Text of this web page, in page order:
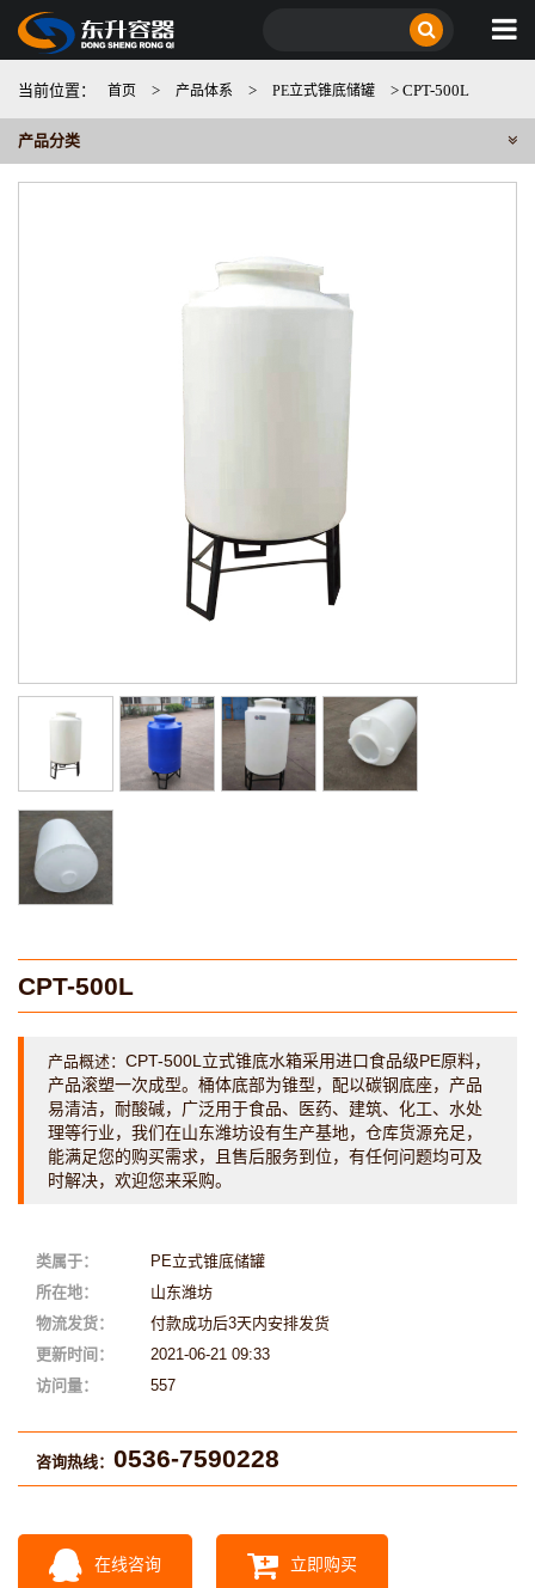
当前位置： 首页 > 产品体系 > PE立式锥底储罐 > CPT-500L
产品分类
CPT-500L
产品概述： CPT-500L立式锥底水箱采用进口食品级PE原料，
产品滚塑一次成型。桶体底部为锥型，配以碳钢底座，产品
易清洁，耐酸碱，广泛用于食品、医药、建筑、化工、水处
理等行业，我们在山东潍坊设有生产基地，仓库货源充足，
能满足您的购买需求，且售后服务到位，有任何问题均可及
时解决，欢迎您来采购。
类属于：
PE立式锥底储罐
所在地：
山东潍坊
物流发货：
付款成功后3天内安排发货
更新时间：
2021-06-21 09:33
访问量：
557
咨询热线： 0536-7590228
在线咨询 立即购买